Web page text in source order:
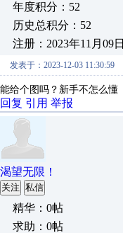
年度积分：52
历史总积分：52
注册：2023年11月09日
发表于：2023-12-03 11:30:59
能给个图吗？新手不怎么懂
回复 引用 举报
渴望无限！
关注 私信
精华：0帖
求助：0帖